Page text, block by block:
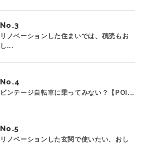
No.
リノベーションした住まいでは、積読もお
し...
No.
ビンテージ自転車に乗ってみない？【POI...
No.
リノベーションした玄関で使いたい、おし